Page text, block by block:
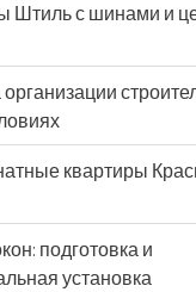
Штиль с шинами и
квартиры
подготовка и
установка